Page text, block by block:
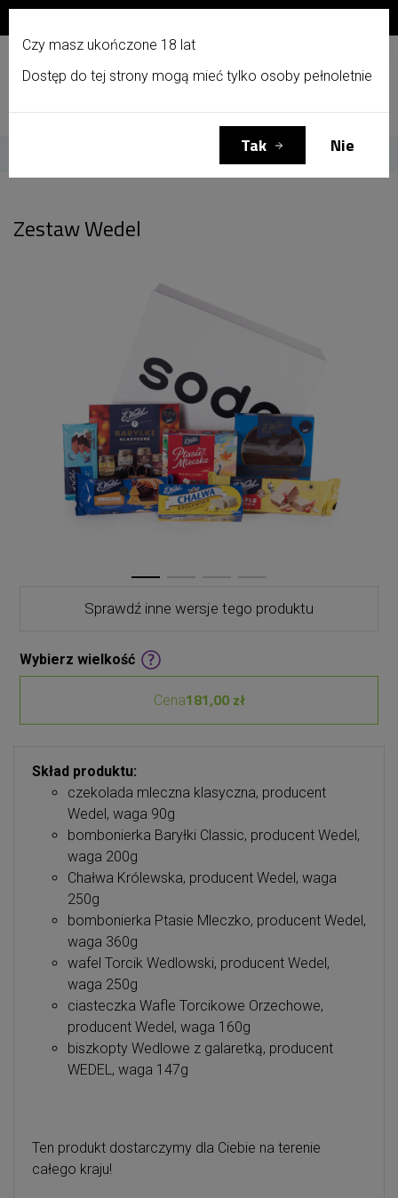
Menu Zaloguj się Koszyk (0)
Zestaw Wedel
Sprawdź inne wersje tego produktu
Wybierz wielkość
Cena181,00 zł
Skład produktu:
czekolada mleczna klasyczna, producent
Wedel, waga 90g
bombonierka Baryłki Classic, producent Wedel,
waga 200g
Chałwa Królewska, producent Wedel, waga
250g
bombonierka Ptasie Mleczko, producent Wedel,
waga 360g
wafel Torcik Wedlowski, producent Wedel,
waga 250g
ciasteczka Wafle Torcikowe Orzechowe,
producent Wedel, waga 160g
biszkopty Wedlowe z galaretką, producent
WEDEL, waga 147g
Ten produkt dostarczymy dla Ciebie na terenie
całego kraju!
Czy masz ukończone 18 lat
Dostęp do tej strony mogą mieć tylko osoby pełnoletnie
Tak Nie